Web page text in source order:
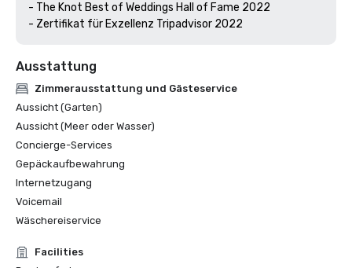
- The Knot Best of Weddings Hall of Fame 2022
- Zertifikat für Exzellenz Tripadvisor 2022
Ausstattung
Zimmerausstattung und Gästeservice
Aussicht (Garten)
Aussicht (Meer oder Wasser)
Concierge-Services
Gepäckaufbewahrung
Internetzugang
Voicemail
Wäschereiservice
Facilities